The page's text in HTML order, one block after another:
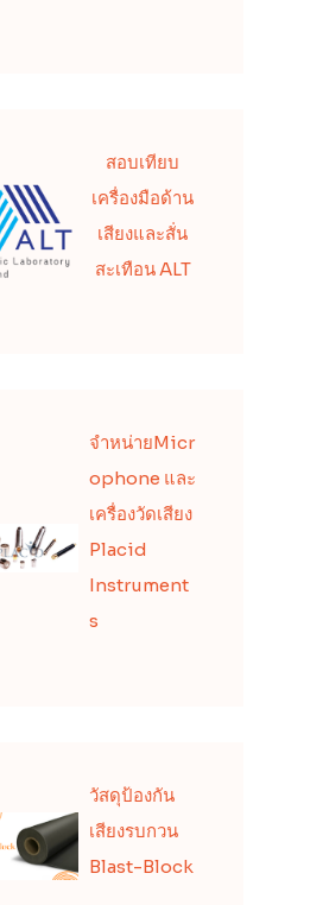
สอบเทียบ
เครื่องมือด้าน
เสียงและสั่น
สะเทือน ALT
จำหน่ายMicr
ophone และ
เครื่องวัดเสียง
Placid
Instrument
s
วัสดุป้องกัน
เสียงรบกวน
Blast-Block